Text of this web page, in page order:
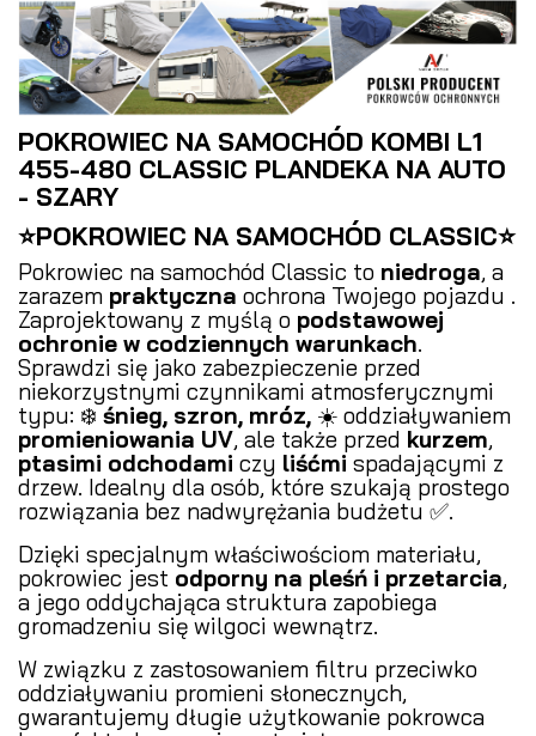
POKROWIEC NA SAMOCHÓD KOMBI L1
455-480 CLASSIC PLANDEKA NA AUTO
- SZARY
⭐POKROWIEC NA SAMOCHÓD CLASSIC⭐
Pokrowiec na samochód Classic to niedroga, a
zarazem praktyczna ochrona Twojego pojazdu .
Zaprojektowany z myślą o podstawowej
ochronie w codziennych warunkach.
Sprawdzi się jako zabezpieczenie przed
niekorzystnymi czynnikami atmosferycznymi
typu: ❄️ śnieg, szron, mróz, ☀️ oddziaływaniem
promieniowania UV, ale także przed kurzem,
ptasimi odchodami czy liśćmi spadającymi z
drzew. Idealny dla osób, które szukają prostego
rozwiązania bez nadwyrężania budżetu ✅.
Dzięki specjalnym właściwościom materiału,
pokrowiec jest odporny na pleśń i przetarcia,
a jego oddychająca struktura zapobiega
gromadzeniu się wilgoci wewnątrz.
W związku z zastosowaniem filtru przeciwko
oddziaływaniu promieni słonecznych,
gwarantujemy długie użytkowanie pokrowca